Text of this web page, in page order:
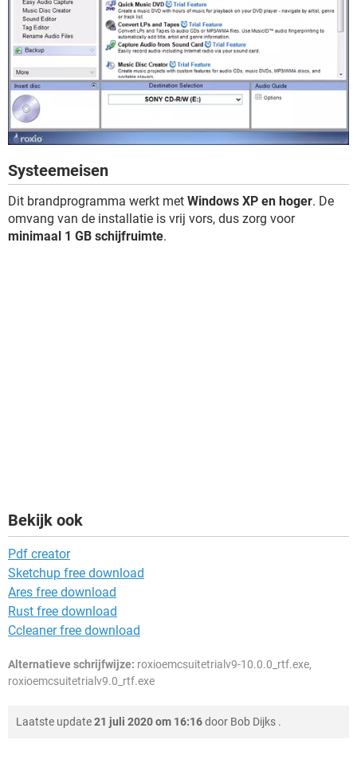
Systeemeisen
Dit brandprogramma werkt met Windows XP en hoger. De
omvang van de installatie is vrij vors, dus zorg voor
minimaal 1 GB schijfruimte.
Bekijk ook
Pdf creator
Sketchup free download
Ares free download
Rust free download
Ccleaner free download
Alternatieve schrijfwijze: roxioemcsuitetrialv9-10.0.0_rtf.exe,
roxioemcsuitetrialv9.0_rtf.exe
Laatste update21 juli 2020 om 16:16door Bob Dijks .